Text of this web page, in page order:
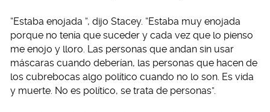
“Estaba enojada “, dijo Stacey. “Estaba muy enojada
porque no tenía que suceder y cada vez que lo pienso
me enojo y lloro. Las personas que andan sin usar
máscaras cuando deberían, las personas que hacen de
los cubrebocas algo político cuando no lo son. Es vida
y muerte. No es político, se trata de personas”.